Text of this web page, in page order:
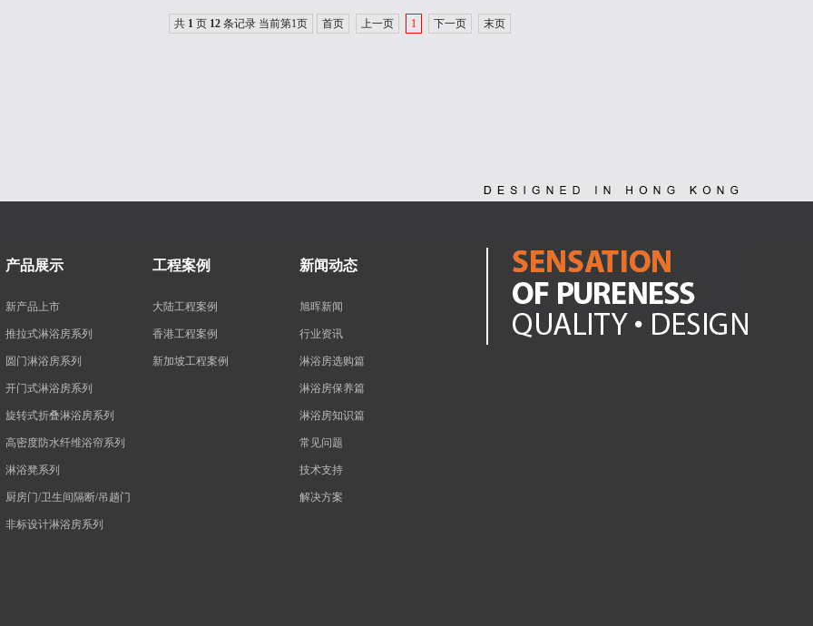
共 1页12条记录 当前第1页 首页 上一页 1 下一页 末页
产品展示
新产品上市
推拉式淋浴房系列
圆门淋浴房系列
开门式淋浴房系列
旋转式折叠淋浴房系列
高密度防水纤维浴帘系列
淋浴凳系列
厨房门/卫生间隔断/吊趟门
非标设计淋浴房系列
工程案例
大陆工程案例
香港工程案例
新加坡工程案例
新闻动态
旭晖新闻
行业资讯
淋浴房选购篇
淋浴房保养篇
淋浴房知识篇
常见问题
技术支持
解决方案